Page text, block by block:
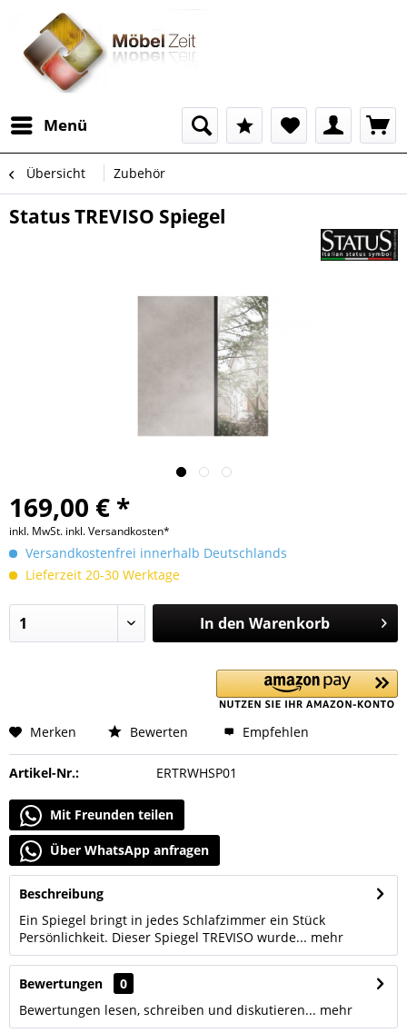
Menü
Übersicht Zubehör
Status TREVISO Spiegel
169,00 € *
inkl. MwSt. inkl. Versandkosten*
Versandkostenfrei innerhalb Deutschlands
Lieferzeit 20-30 Werktage
In den Warenkorb
Merken Bewerten Empfehlen
Artikel-Nr.: ERTRWHSP01
Mit Freunden teilen
Über WhatsApp anfragen
Beschreibung
Ein Spiegel bringt in jedes Schlafzimmer ein Stück
Persönlichkeit. Dieser Spiegel TREVISO wurde... mehr
Bewertungen
0
Bewertungen lesen, schreiben und diskutieren... mehr